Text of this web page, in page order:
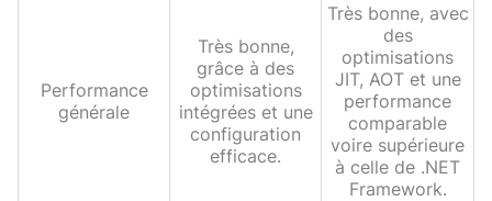
Performance
générale
Très bonne,
grâce à des
optimisations
intégrées et une
configuration
efficace.
Très bonne, avec
des
optimisations
JIT, AOT et une
performance
comparable
voire supérieure
à celle de .NET
Framework.